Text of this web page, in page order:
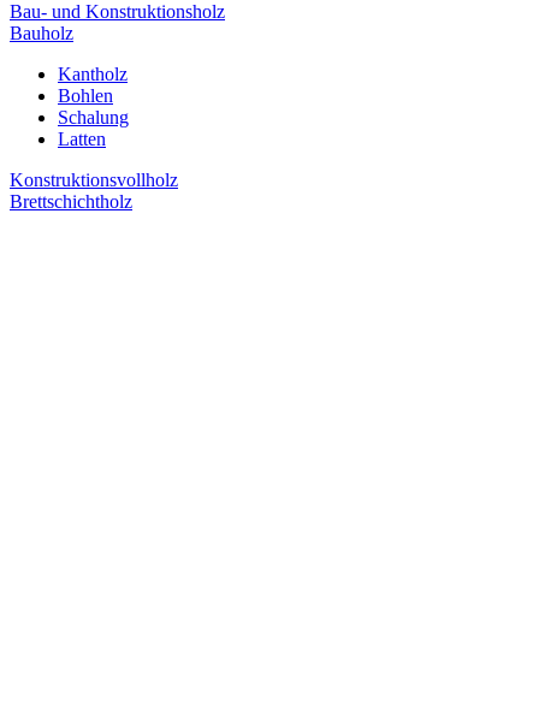
Bau- und Konstruktionsholz
Bauholz
Kantholz
Bohlen
Schalung
Latten
Konstruktionsvollholz
Brettschichtholz